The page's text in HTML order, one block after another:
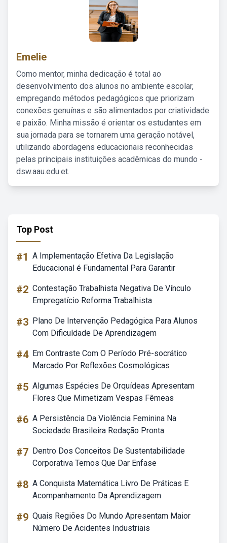
Emelie
Como mentor, minha dedicação é total ao
desenvolvimento dos alunos no ambiente escolar,
empregando métodos pedagógicos que priorizam
conexões genuínas e são alimentados por criatividade
e paixão. Minha missão é orientar os estudantes em
sua jornada para se tornarem uma geração notável,
utilizando abordagens educacionais reconhecidas
pelas principais instituições acadêmicas do mundo -
dsw.aau.edu.et.
Top Post
#1 A Implementação Efetiva Da Legislação
Educacional é Fundamental Para Garantir
#2 Contestação Trabalhista Negativa De Vínculo
Empregatício Reforma Trabalhista
#3 Plano De Intervenção Pedagógica Para Alunos
Com Dificuldade De Aprendizagem
#4 Em Contraste Com O Período Pré-socrático
Marcado Por Reflexões Cosmológicas
#5 Algumas Espécies De Orquídeas Apresentam
Flores Que Mimetizam Vespas Fêmeas
#6 A Persistência Da Violência Feminina Na
Sociedade Brasileira Redação Pronta
#7 Dentro Dos Conceitos De Sustentabilidade
Corporativa Temos Que Dar Enfase
#8 A Conquista Matemática Livro De Práticas E
Acompanhamento Da Aprendizagem
#9 Quais Regiões Do Mundo Apresentam Maior
Número De Acidentes Industriais